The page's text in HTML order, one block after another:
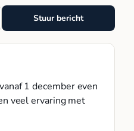
Stuur bericht
1 december even
veel ervaring met